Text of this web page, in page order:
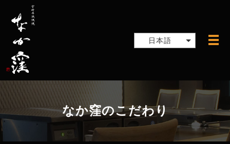
メ
日本語
なか窪のこだわり